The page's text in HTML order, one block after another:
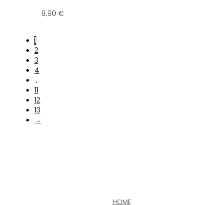
8,90 €
1
2
3
4
…
11
12
13
→
HOME